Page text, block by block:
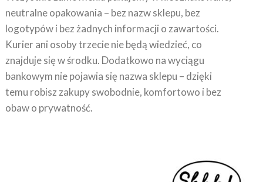
logotypów i bez żadnych informacji o zawartości.
Kurier ani osoby trzecie nie będą wiedzieć, co
znajduje się w środku. Dodatkowo na wyciągu
bankowym nie pojawia się nazwa sklepu – dzięki
temu robisz zakupy swobodnie, komfortowo i bez
obaw o prywatność.